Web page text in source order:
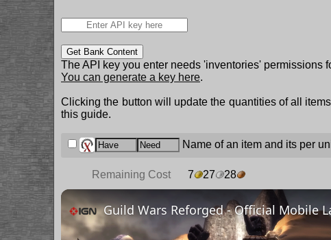
Get Bank Content
The API key you enter needs 'inventories' permissions
You can generate a key here.
Clicking the button will update the quantities of all
this guide.
Name of an item and its per
Remaining Cost 7 27 28
Guild Wars Reforged - Official Mobile